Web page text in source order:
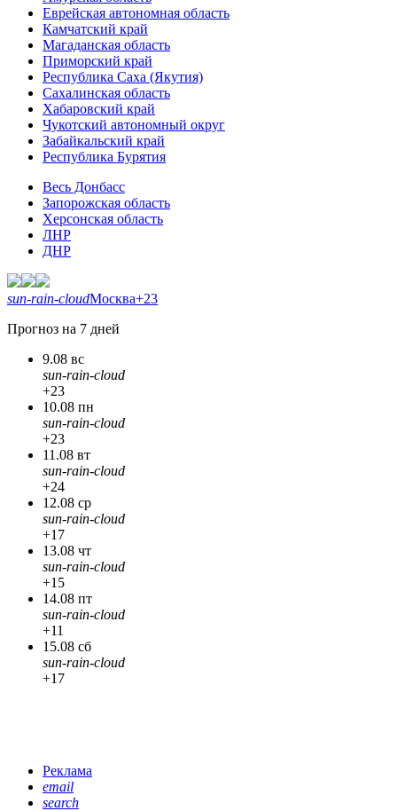
Еврейская автономная область
Камчатский край
Магаданская область
Приморский край
Республика Саха (Якутия)
Сахалинская область
Хабаровский край
Чукотский автономный округ
Забайкальский край
Республика Бурятия
Весь Донбасс
Запорожская область
Херсонская область
ЛНР
ДНР
sun-rain-cloudМосква+23
Прогноз на 7 дней
9.08 вс
sun-rain-cloud
+23
10.08 пн
sun-rain-cloud
+23
11.08 вт
sun-rain-cloud
+24
12.08 ср
sun-rain-cloud
+17
13.08 чт
sun-rain-cloud
+15
14.08 пт
sun-rain-cloud
+11
15.08 сб
sun-rain-cloud
+17
Реклама
email
search